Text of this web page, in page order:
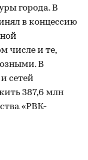
города. В
в концессию
числе и те,
В
сетей
387,6 млн
«РВК-